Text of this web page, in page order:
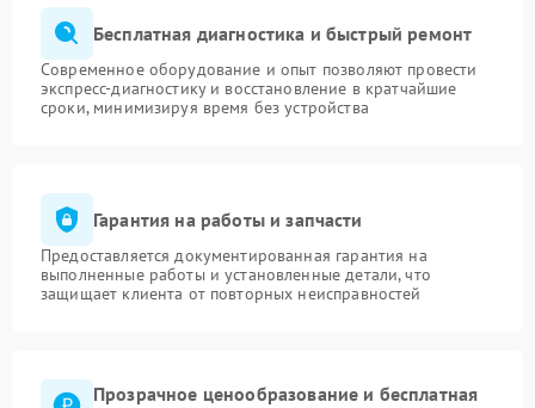
Бесплатная диагностика и быстрый ремонт
Современное оборудование и опыт позволяют провести
экспресс-диагностику и восстановление в кратчайшие
сроки, минимизируя время без устройства
Гарантия на работы и запчасти
Предоставляется документированная гарантия на
выполненные работы и установленные детали, что
защищает клиента от повторных неисправностей
Прозрачное ценообразование и бесплатная